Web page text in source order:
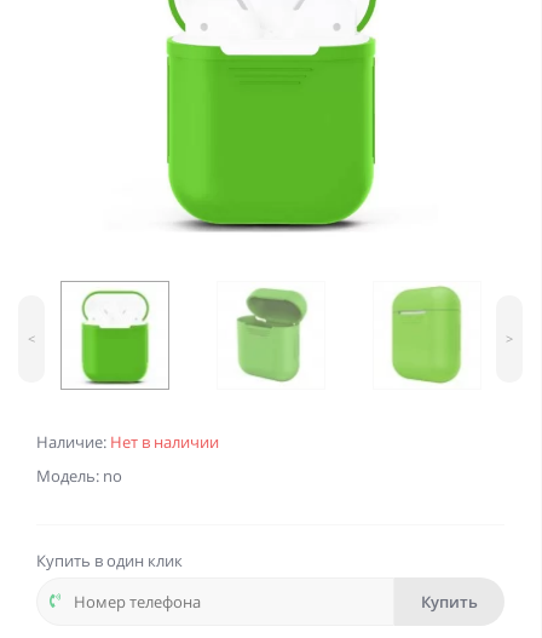
Наличие: Нет в наличии
Модель: no
< >
Купить в один клик
Купить